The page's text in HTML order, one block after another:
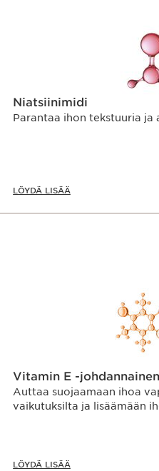
vaikuttavista proteiineista.
alkaen.Clarins Researchin yli
auttanut kehittämään
merkkejä ja auttaa
Niatsiinimidi
Parantaa ihon tekstuuria ja
LÖYDÄ LISÄÄ
Vitamin E -johdannainen
Auttaa suojaamaan ihoa
vaikutuksilta ja lisäämään
LÖYDÄ LISÄÄ